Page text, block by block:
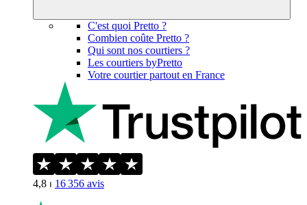
C'est quoi Pretto ?
Combien coûte Pretto ?
Qui sont nos courtiers ?
Les courtiers byPretto
Votre courtier partout en France
4,8 ⏐ 16 356 avis